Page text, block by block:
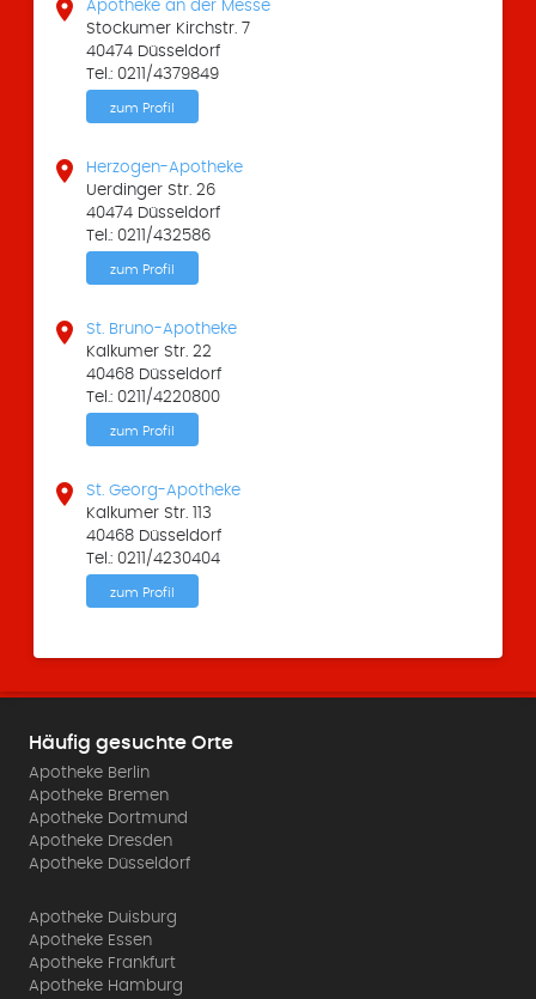

Apotheke an der Messe
Stockumer Kirchstr. 7
40474 Düsseldorf
Tel.: 0211/4379849
zum Profil

Herzogen-Apotheke
Uerdinger Str. 26
40474 Düsseldorf
Tel.: 0211/432586
zum Profil

St. Bruno-Apotheke
Kalkumer Str. 22
40468 Düsseldorf
Tel.: 0211/4220800
zum Profil

St. Georg-Apotheke
Kalkumer Str. 113
40468 Düsseldorf
Tel.: 0211/4230404
zum Profil
Häufig gesuchte Orte
Apotheke Berlin
Apotheke Bremen
Apotheke Dortmund
Apotheke Dresden
Apotheke Düsseldorf
Apotheke Duisburg
Apotheke Essen
Apotheke Frankfurt
Apotheke Hamburg